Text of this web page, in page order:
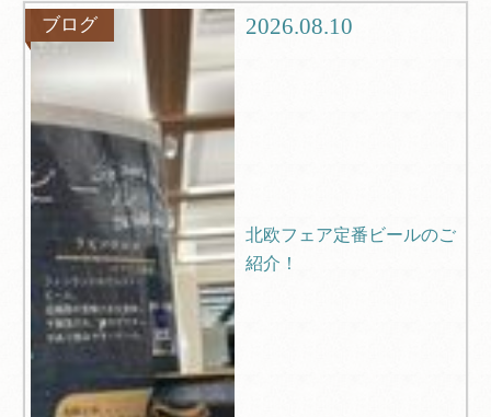
観光
Q＆A
ブログ 2026.08.10
北欧フェア定番ビールのご
紹介！